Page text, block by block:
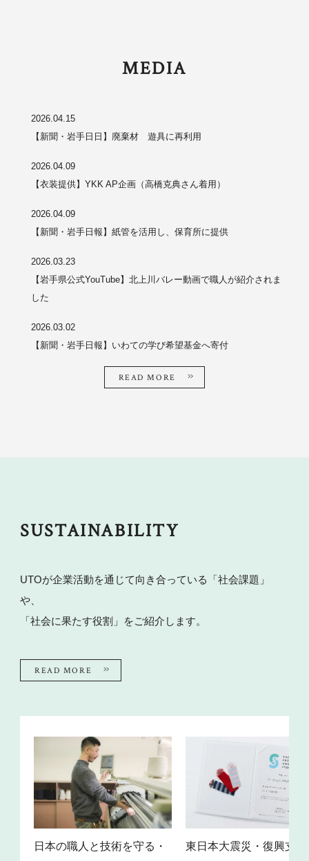
MEDIA
2026.04.15
【新聞・岩手日日】廃棄材 遊具に再利用
2026.04.09
【衣装提供】YKK AP企画（高橋克典さん着用）
2026.04.09
【新聞・岩手日報】紙管を活用し、保育所に提供
2026.03.23
【岩手県公式YouTube】北上川バレー動画で職人が紹介されま
した
2026.03.02
【新聞・岩手日報】いわての学び希望基金へ寄付
READ MORE
SUSTAINABILITY
UTOが企業活動を通じて向き合っている「社会課題」
や、
「社会に果たす役割」をご紹介します。
READ MORE
日本の職人と技術を守る・ 東日本大震災・復興支援